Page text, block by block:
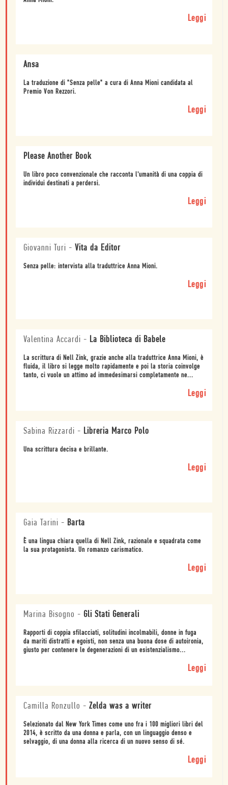
Leggi
Ansa
La traduzione di "Senza pelle" a cura di Anna Mioni candidata al
Premio Von Rezzori.
Leggi
Please Another Book
Un libro poco convenzionale che racconta l'umanità di una coppia di
individui destinati a perdersi.
Leggi
Giovanni Turi - Vita da Editor
Senza pelle: intervista alla traduttrice Anna Mioni.
Leggi
Valentina Accardi - La Biblioteca di Babele
La scrittura di Nell Zink, grazie anche alla traduttrice Anna Mioni, è
fluida, il libro si legge molto rapidamente e poi la storia coinvolge
tanto, ci vuole un attimo ad immedesimarsi completamente ne...
Leggi
Sabina Rizzardi - Libreria Marco Polo
Una scrittura decisa e brillante.
Leggi
Gaia Tarini - Barta
È una lingua chiara quella di Nell Zink, razionale e squadrata come
la sua protagonista. Un romanzo carismatico.
Leggi
Marina Bisogno - Gli Stati Generali
Rapporti di coppia sfilacciati, solitudini incolmabili, donne in fuga
da mariti distratti e egoisti, non senza una buona dose di autoironia,
giusto per contenere le degenerazioni di un esistenzialismo...
Leggi
Camilla Ronzullo - Zelda was a writer
Selezionato dal New York Times come uno fra i 100 migliori libri del
2014, è scritto da una donna e parla, con un linguaggio denso e
selvaggio, di una donna alla ricerca di un nuovo senso di sé.
Leggi